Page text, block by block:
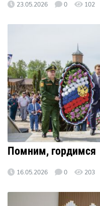
23.05.2026 0 102
Помним, гордимся
16.05.2026 0 203